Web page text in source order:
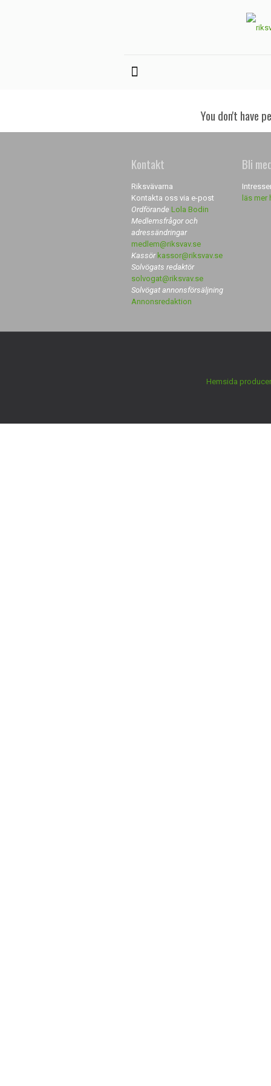
You don't have
Kontakt
Riksvävarna
Kontakta oss via e-post
Ordförande Lola Bodin
Medlemsfrågor och
adressändringar
medlem@riksvav.se
Kassör kassor@riksvav.se
Solvögats redaktör
solvogat@riksvav.se
Solvögat annonsförsäljning
Annonsredaktion
Bli
läs mer
Hemsida